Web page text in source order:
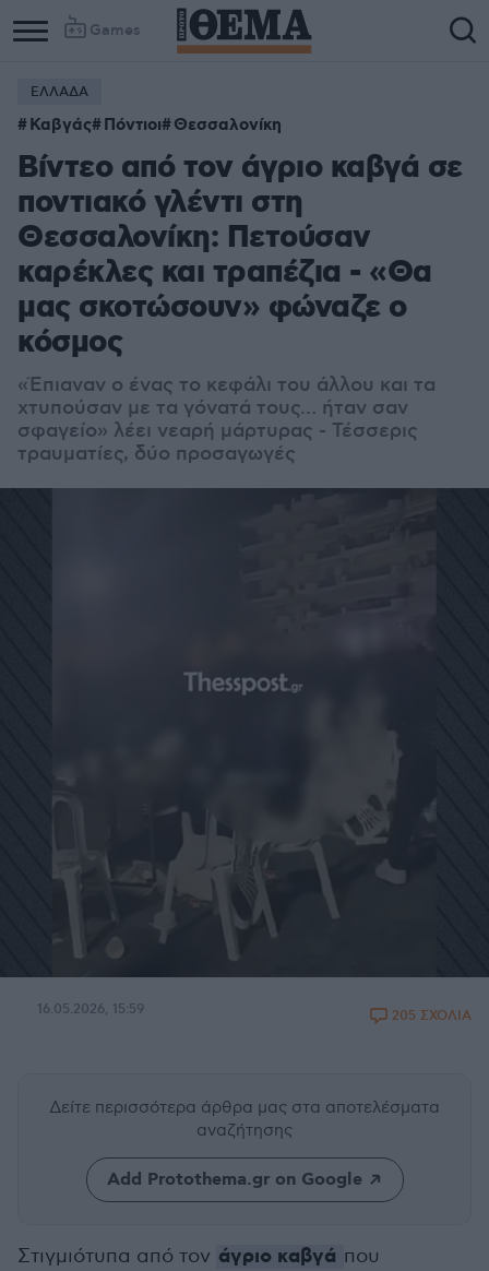
Games
Column
1
Column
2
ΕΛΛΑΔΑ
Καβγάς Πόντιοι Θεσσαλονίκη
Βίντεο από τον άγριο καβγά σε
ποντιακό γλέντι στη
Θεσσαλονίκη: Πετούσαν
καρέκλες και τραπέζια - «Θα
μας σκοτώσουν» φώναζε ο
κόσμος
«Έπιαναν ο ένας το κεφάλι του άλλου και τα
χτυπούσαν με τα γόνατά τους… ήταν σαν
σφαγείο» λέει νεαρή μάρτυρας - Τέσσερις
τραυματίες, δύο προσαγωγές
16.05.2026, 15:59 205 ΣΧΟΛΙΑ
Δείτε περισσότερα άρθρα μας στα αποτελέσματα
αναζήτησης
Add Protothema.gr on Google
Στιγμιότυπα από τον άγριο καβγά που